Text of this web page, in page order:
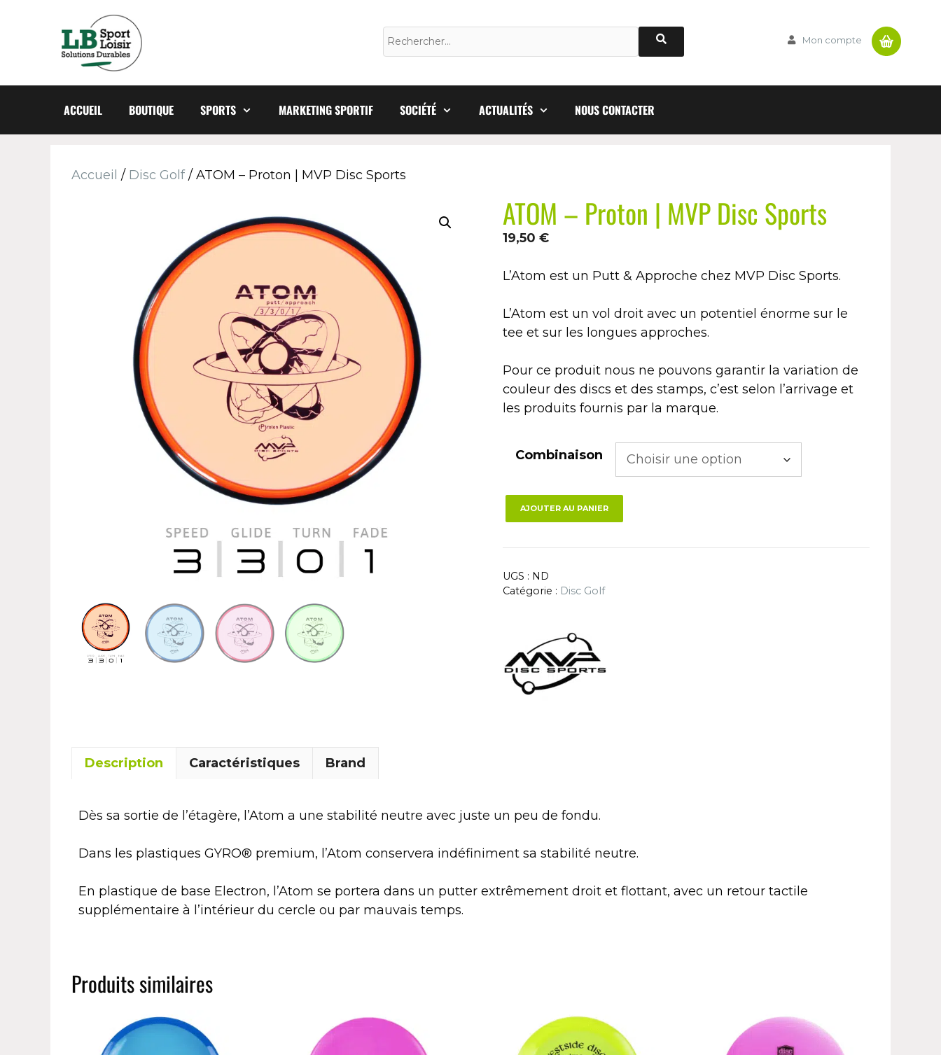
Mon compte Panier
ACCUEIL BOUTIQUE SPORTS MARKETING SPORTIF SOCIÉTÉ ACTUALITÉS NOUS CONTACTER
Accueil / Disc Golf/ ATOM – Proton | MVP Disc Sports
ATOM – Proton | MVP Disc Sports
19,50 €
L’Atom est un Putt & Approche chez MVP Disc Sports.
L’Atom est un vol droit avec un potentiel énorme sur le
tee et sur les longues approches.
Pour ce produit nous ne pouvons garantir la variation de
couleur des discs et des stamps, c’est selon l’arrivage et
les produits fournis par la marque.
Combinaison
AJOUTER AU PANIER
UGS : ND
Catégorie : Disc Golf
Description Caractéristiques Brand
Dès sa sortie de l’étagère, l’Atom a une stabilité neutre avec juste un peu de fondu.
Dans les plastiques GYRO® premium, l’Atom conservera indéfiniment sa stabilité neutre.
En plastique de base Electron, l’Atom se portera dans un putter extrêmement droit et flottant, avec un retour tactile
supplémentaire à l’intérieur du cercle ou par mauvais temps.
Produits similaires